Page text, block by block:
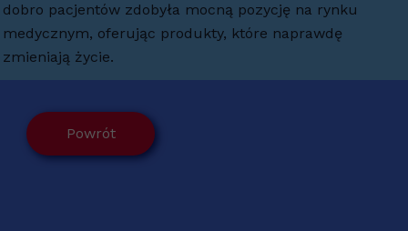
dobro pacjentów zdobyła mocną pozycję na rynku
medycznym, oferując produkty, które naprawdę
zmieniają życie.
Powrót